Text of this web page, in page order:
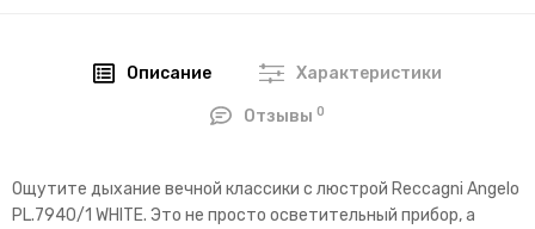
Описание Характеристики
Отзывы0
Ощутите дыхание вечной классики с люстрой Reccagni Angelo
PL.7940/1 WHITE. Это не просто осветительный прибор, а